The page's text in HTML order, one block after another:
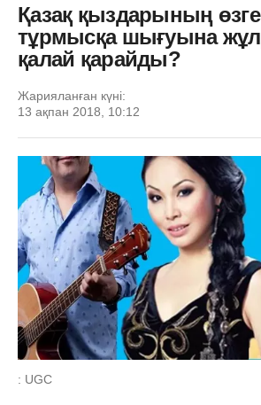
Қазақ қыздарының өзге
тұрмысқа шығуына
қалай қарайды?
Жарияланған күні:
13 ақпан 2018, 10:12
: UGC